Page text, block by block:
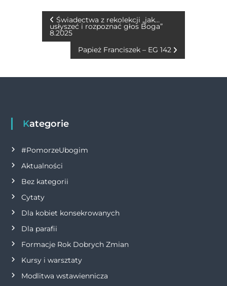
b
o
o
n
er
r
A
p
Li
k
N
a
c
j
a
w
p
i
Świadectwa z rekolekcji „jak…
usłyszeć i rozpoznać głos Boga”
8.2025
Papież Franciszek – EG 142
Kategorie
#PomorzeUbogim
Aktualności
Bez kategorii
Cytaty
Dla kobiet konsekrowanych
Dla parafii
Formacje Rok Dobrych Zmian
Kursy i warsztaty
Modlitwa wstawiennicza